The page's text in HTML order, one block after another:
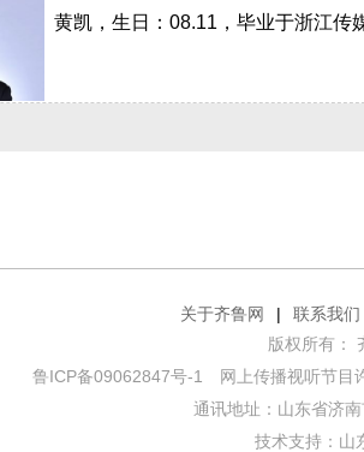
关于齐鲁网 |
联系我们
版权所有：
鲁ICP备09062847号-1
网上传播视听节目
通讯地址：山东省济
技术支持： 山